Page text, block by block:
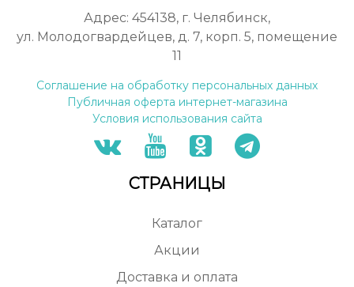
СТРАНИЦЫ
Каталог
Акции
Доставка и оплата
Адрес: 454138, г. Челябинск,
ул. Молодогвардейцев, д. 7, корп. 5, помещение
11
Соглашение на обработку персональных данных
Публичная оферта интернет-магазина
Условия использования сайта